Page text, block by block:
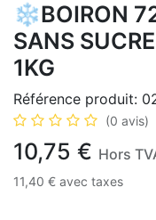
❄️BOIRON
SANS
1KG
Référence produit:
(0 avis)
10,75 € Hors
11,40 € avec taxes